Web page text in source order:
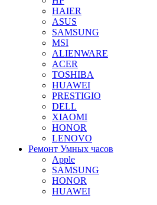
HAIER
ASUS
SAMSUNG
MSI
ALIENWARE
ACER
TOSHIBA
HUAWEI
PRESTIGIO
DELL
XIAOMI
HONOR
LENOVO
Ремонт Умных часов
Apple
SAMSUNG
HONOR
HUAWEI